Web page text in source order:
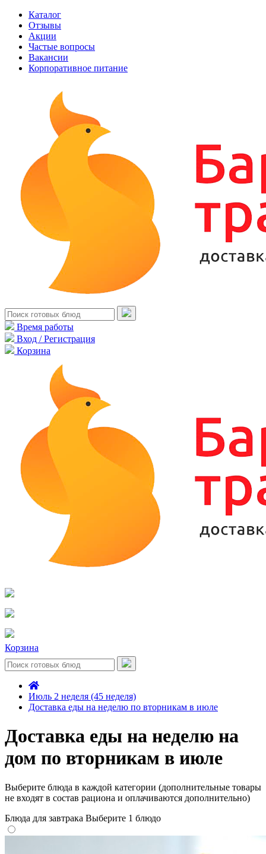
Каталог
Отзывы
Акции
Частые вопросы
Вакансии
Корпоративное питание
Время работы
Вход / Регистрация
Корзина
Корзина
Июль 2 неделя (45 неделя)
Доставка еды на неделю по вторникам в июле
Доставка еды на неделю на
дом по вторникам в июле
Выберите блюда в каждой категории (дополнительные товары
не входят в состав рациона и оплачиваются дополнительно)
Блюда для завтрака Выберите 1 блюдо